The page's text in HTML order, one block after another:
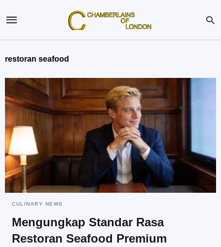
restoran seafood
CULINARY NEWS
Mengungkap Standar Rasa
Restoran Seafood Premium